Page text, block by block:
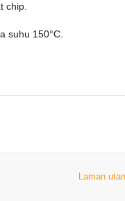
chip.
suhu 150°C.
Laman